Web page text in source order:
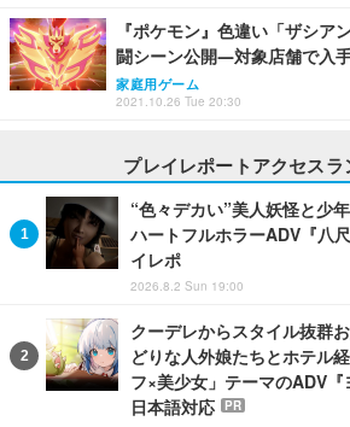
『ポケモン』色違い「ザシア
闘シーン公開―対象店舗で入
家庭用ゲーム
2021.10.26 Tue 20:30
プレイレポートアクセスラ
“色々デカい”美人妖怪と少
ハートフルホラーADV『八
イレポ
2026.8.2 Sun 19:00
クーデレからスタイル抜群
どりな人外娘たちとホテル
フ×美少女」テーマのADV
日本語対応
PR